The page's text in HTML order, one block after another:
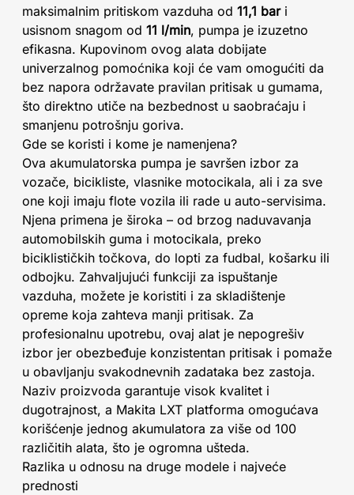
maksimalnim pritiskom vazduha od 11,1 bari
usisnom snagom od 11 l/min, pumpa je izuzetno
efikasna. Kupovinom ovog alata dobijate
univerzalnog pomoćnika koji će vam omogućiti da
bez napora održavate pravilan pritisak u gumama,
što direktno utiče na bezbednost u saobraćaju i
smanjenu potrošnju goriva.
Gde se koristi i kome je namenjena?
Ova akumulatorska pumpa je savršen izbor za
vozače, bicikliste, vlasnike motocikala, ali i za sve
one koji imaju flote vozila ili rade u auto-servisima.
Njena primena je široka – od brzog naduvavanja
automobilskih guma i motocikala, preko
biciklističkih točkova, do lopti za fudbal, košarku ili
odbojku. Zahvaljujući funkciji za ispuštanje
vazduha, možete je koristiti i za skladištenje
opreme koja zahteva manji pritisak. Za
profesionalnu upotrebu, ovaj alat je nepogrešiv
izbor jer obezbeđuje konzistentan pritisak i pomaže
u obavljanju svakodnevnih zadataka bez zastoja.
Naziv proizvoda garantuje visok kvalitet i
dugotrajnost, a Makita LXT platforma omogućava
korišćenje jednog akumulatora za više od 100
različitih alata, što je ogromna ušteda.
Razlika u odnosu na druge modele i najveće
prednosti